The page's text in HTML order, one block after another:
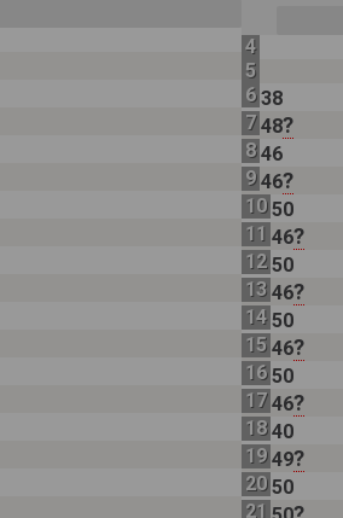
4
5
6 38
7 48?
8 46
9 46?
10 50
11 46?
12 50
13 46?
14 50
15 46?
16 50
17 46?
18 40
19 49?
20 50
21